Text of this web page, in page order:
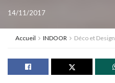
14/11/2017
Accueil INDOOR Déco et Design